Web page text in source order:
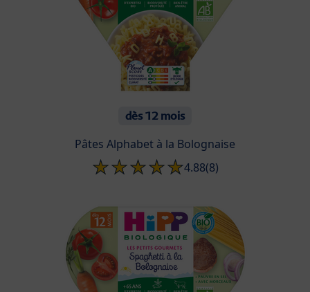
dès 12 mois
Pâtes Alphabet à la Bolognaise
4.88(8)